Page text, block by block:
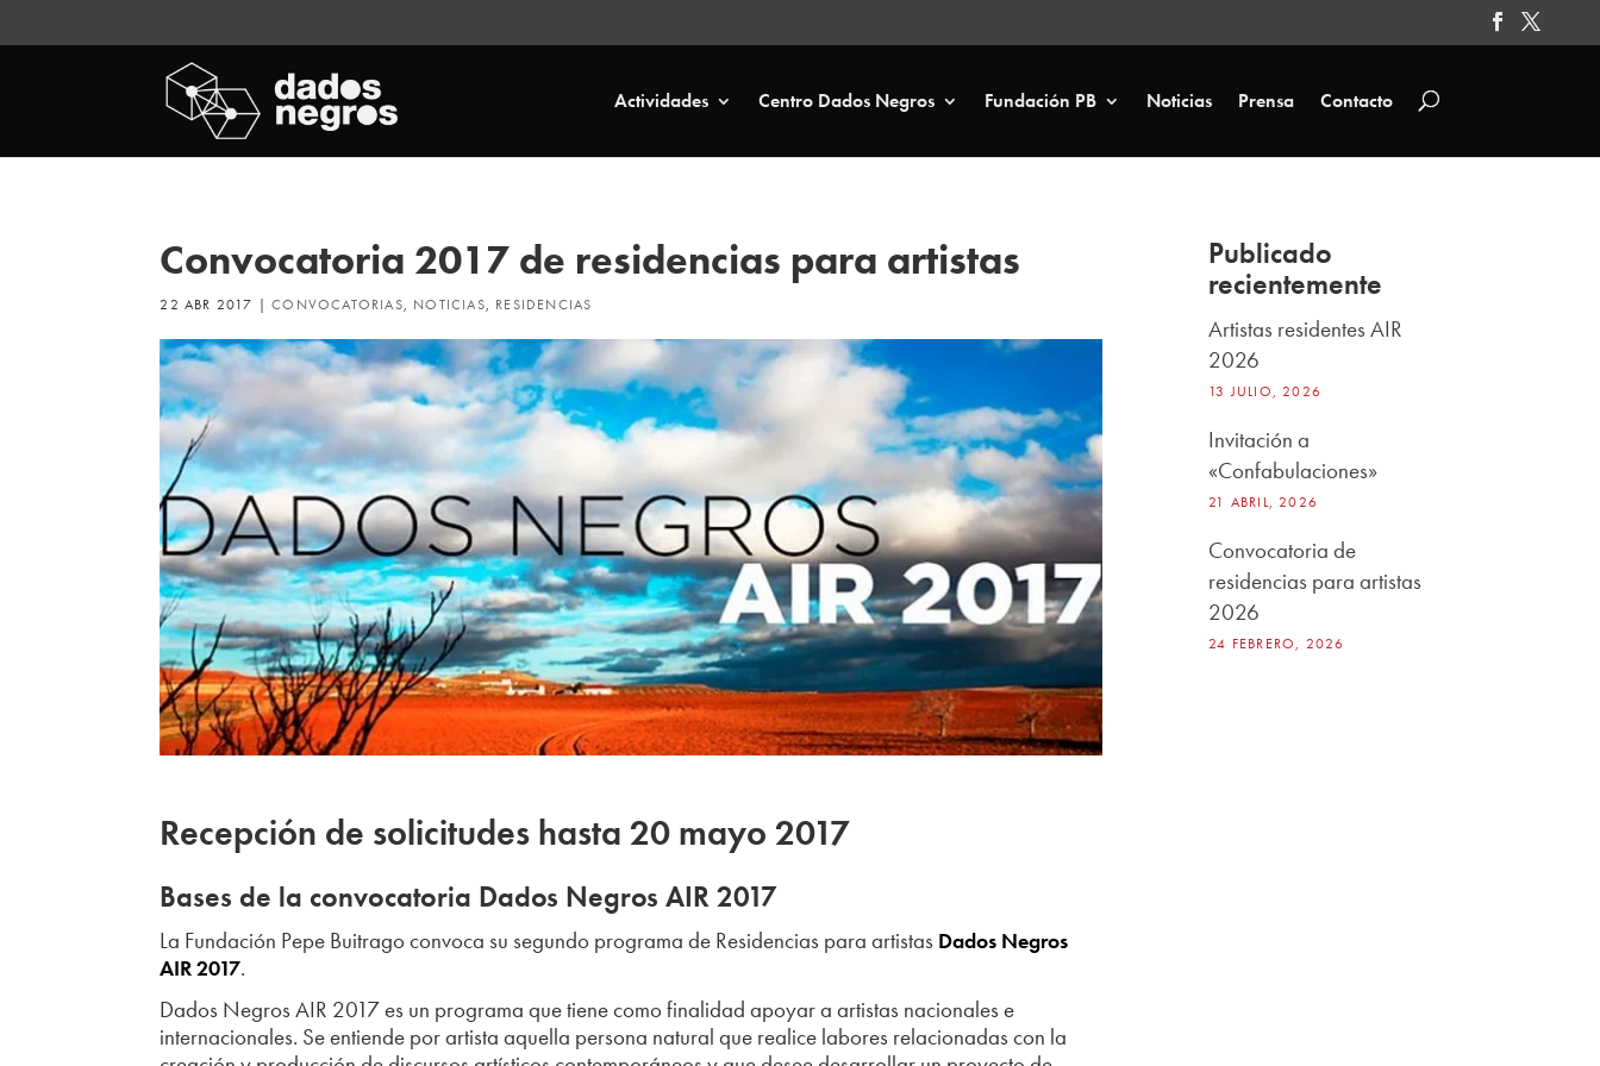
Actividades Centro Dados Negros Fundación PB Noticias Prensa Contacto
Convocatoria 2017 de residencias para artistas
22 ABR 2017 |CONVOCATORIAS, NOTICIAS, RESIDENCIAS
Recepción de solicitudes hasta 20 mayo 2017
Bases de la convocatoria Dados Negros AIR 2017
La Fundación Pepe Buitrago convoca su segundo programa de Residencias para artistas Dados Negros
AIR 2017.
Dados Negros AIR 2017 es un programa que tiene como finalidad apoyar a artistas nacionales e
internacionales. Se entiende por artista aquella persona natural que realice labores relacionadas con la
Publicado
recientemente
Artistas residentes AIR
2026
13 JULIO, 2026
Invitación a
«Confabulaciones»
21 ABRIL, 2026
Convocatoria de
residencias para artistas
2026
24 FEBRERO, 2026